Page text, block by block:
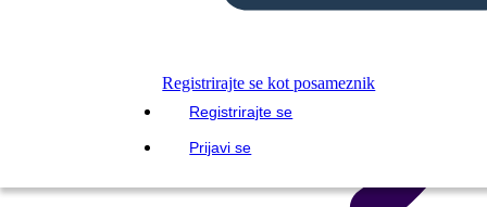
Registrirajte se kot posameznik
Registrirajte se
Prijavi se